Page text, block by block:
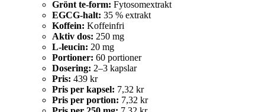
Grönt te-form: Fytosomextrakt
EGCG-halt: 35 % extrakt
Koffein: Koffeinfri
Aktiv dos: 250 mg
L-leucin: 20 mg
Portioner: 60 portioner
Dosering: 2–3 kapslar
Pris: 439 kr
Pris per kapsel: 7,32 kr
Pris per portion: 7,32 kr